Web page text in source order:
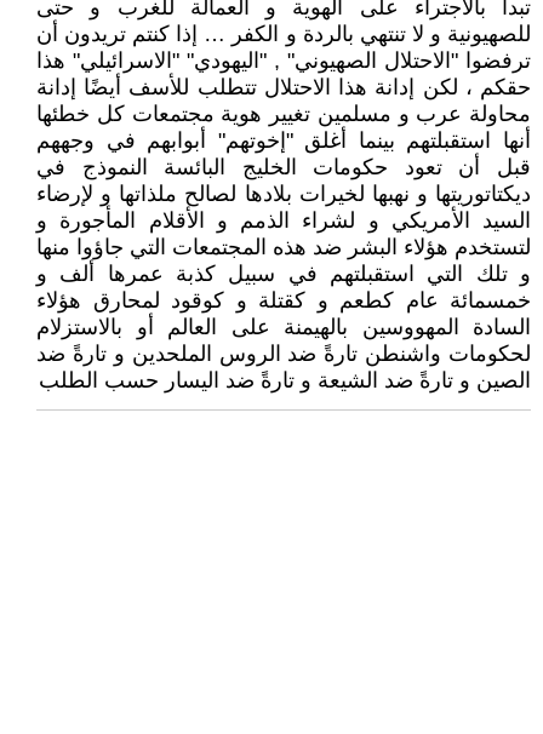
تبدأ بالاجتراء على الهوية و العمالة للغرب و حتى
للصهيونية و لا تنتهي بالردة و الكفر … إذا كنتم تريدون أن
ترفضوا "الاحتلال الصهيوني" , "اليهودي" "الاسرائيلي" هذا
حقكم ، لكن إدانة هذا الاحتلال تتطلب للأسف أيضًا إدانة
محاولة عرب و مسلمين تغيير هوية مجتمعات كل خطئها
أنها استقبلتهم بينما أغلق "إخوتهم" أبوابهم في وجههم
قبل أن تعود حكومات الخليج البائسة النموذج في
ديكتاتوريتها و نهبها لخيرات بلادها لصالح ملذاتها و لإرضاء
السيد الأمريكي و لشراء الذمم و الأقلام المأجورة و
لتستخدم هؤلاء البشر ضد هذه المجتمعات التي جاؤوا منها
و تلك التي استقبلتهم في سبيل كذبة عمرها ألف و
خمسمائة عام كطعم و كقتلة و كوقود لمحارق هؤلاء
السادة المهووسين بالهيمنة على العالم أو بالاستزلام
لحكومات واشنطن تارةً ضد الروس الملحدين و تارةً ضد
الصين و تارةً ضد الشيعة و تارةً ضد اليسار حسب الطلب